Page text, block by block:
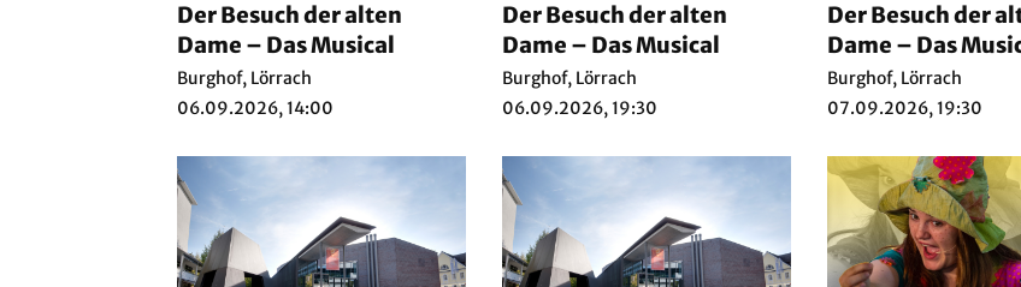
Der Besuch der alten
Dame – Das Musical
Burghof, Lörrach
06.09.2026, 14:00
Der Besuch der alten
Dame – Das Musical
Burghof, Lörrach
06.09.2026, 19:30
Der Besuch der
Dame – Das
Burghof, Lörrach
07.09.2026, 19:30